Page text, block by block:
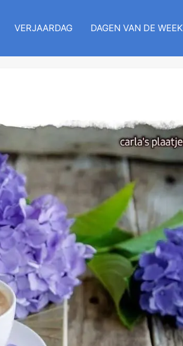
VERJAARDAG DAGEN VAN DE WEEK